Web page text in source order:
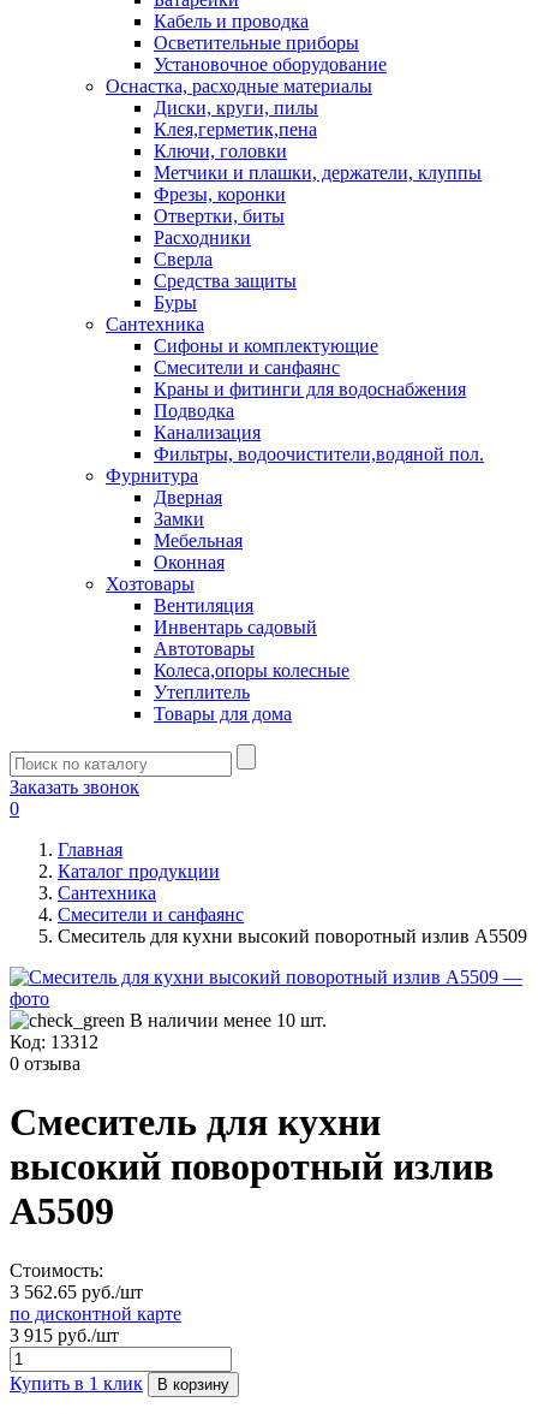
Кабель и проводка
Осветительные приборы
Установочное оборудование
Оснастка, расходные материалы
Диски, круги, пилы
Клея,герметик,пена
Ключи, головки
Метчики и плашки, держатели, клуппы
Фрезы, коронки
Отвертки, биты
Расходники
Сверла
Средства защиты
Буры
Сантехника
Сифоны и комплектующие
Смесители и санфаянс
Краны и фитинги для водоснабжения
Подводка
Канализация
Фильтры, водоочистители,водяной пол.
Фурнитура
Дверная
Замки
Мебельная
Оконная
Хозтовары
Вентиляция
Инвентарь садовый
Автотовары
Колеса,опоры колесные
Утеплитель
Товары для дома
Заказать звонок
0
Главная
Каталог продукции
Сантехника
Смесители и санфаянс
Смеситель для кухни высокий поворотный излив А5509
В наличии менее 10 шт.
Код: 13312
0 отзыва
Смеситель для кухни
высокий поворотный излив
А5509
Стоимость:
3 562.65 руб./шт
по дисконтной карте
3 915 руб./шт
Купить в 1 клик В корзину